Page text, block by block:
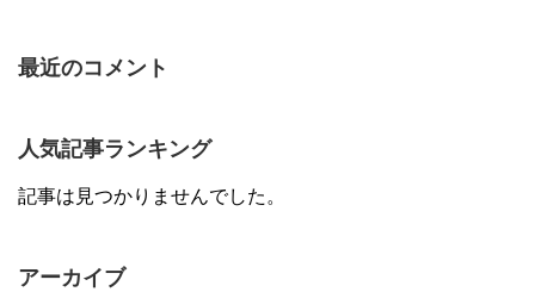
最近のコメント
人気記事ランキング
記事は見つかりませんでした。
アーカイブ